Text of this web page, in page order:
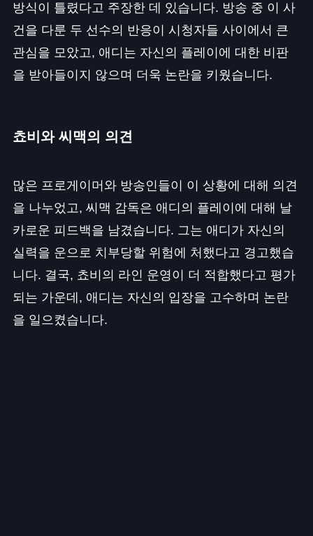
방식이 틀렸다고 주장한 데 있습니다. 방송 중 이 사
건을 다룬 두 선수의 반응이 시청자들 사이에서 큰
관심을 모았고, 애디는 자신의 플레이에 대한 비판
을 받아들이지 않으며 더욱 논란을 키웠습니다.
쵸비와 씨맥의 의견
많은 프로게이머와 방송인들이 이 상황에 대해 의견
을 나누었고, 씨맥 감독은 애디의 플레이에 대해 날
카로운 피드백을 남겼습니다. 그는 애디가 자신의
실력을 운으로 치부당할 위험에 처했다고 경고했습
니다. 결국, 쵸비의 라인 운영이 더 적합했다고 평가
되는 가운데, 애디는 자신의 입장을 고수하며 논란
을 일으켰습니다.